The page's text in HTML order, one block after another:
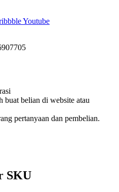
Youtube
buat belian di website atau
pertanyaan dan pembelian.
SKU